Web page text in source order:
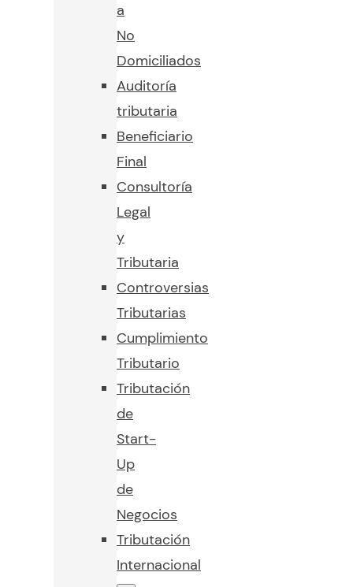
a
No
Domiciliados
Auditoría
tributaria
Beneficiario
Final
Consultoría
Legal
y
Tributaria
Controversias
Tributarias
Cumplimiento
Tributario
Tributación
de
Start-
Up
de
Negocios
Tributación
Internacional